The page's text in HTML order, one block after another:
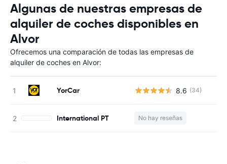
Algunas de nuestras empresas de
alquiler de coches disponibles en
Alvor
Ofrecemos una comparación de todas las empresas de
alquiler de coches en Alvor:
YorCar 8.6 (34)
International PT No hay reseñas